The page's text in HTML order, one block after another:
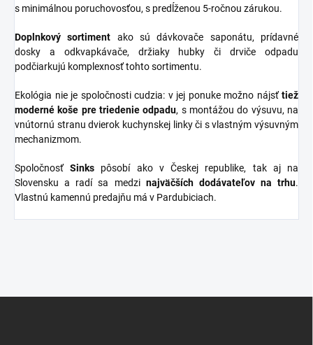
s minimálnou poruchovosťou, s predĺženou 5-ročnou zárukou.
Doplnkový sortiment ako sú dávkovače saponátu, prídavné
dosky a odkvapkávače, držiaky hubky či drviče odpadu
podčiarkujú komplexnosť tohto sortimentu.
Ekológia nie je spoločnosti cudzia: v jej ponuke možno nájsťtiež
moderné koše pre triedenie odpadu, s montážou do výsuvu, na
vnútornú stranu dvierok kuchynskej linky či s vlastným výsuvným
mechanizmom.
SpoločnosťSinks pôsobí ako v Českej republike, tak aj na
Slovensku a radí sa medzi najväčších dodávateľov na trhu.
Vlastnú kamennú predajňu má v Pardubiciach.